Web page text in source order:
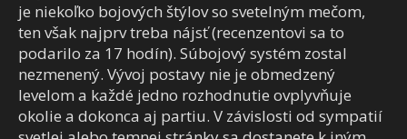
je niekoľko bojových štýlov so svetelným mečom,
ten však najprv treba nájsť (recenzentovi sa to
podarilo za 17 hodín). Súbojový systém zostal
nezmenený. Vývoj postavy nie je obmedzený
levelom a každé jedno rozhodnutie ovplyvňuje
okolie a dokonca aj partiu. V závislosti od sympatií